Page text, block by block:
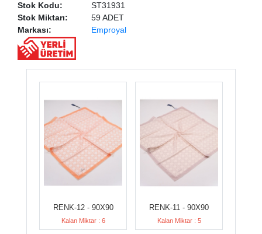
Stok Kodu:
ST31931
Stok Miktarı:
59 ADET
Markası:
Emproyal
RENK-12 - 90X90
Kalan Miktar : 6
RENK-11 - 90X90
Kalan Miktar : 5